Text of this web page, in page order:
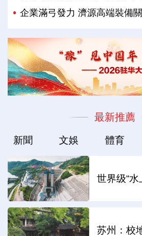
企業滿弓發力 濟源高端裝備
最新推薦
新聞 文娛 體育
世界级“水
苏州：校